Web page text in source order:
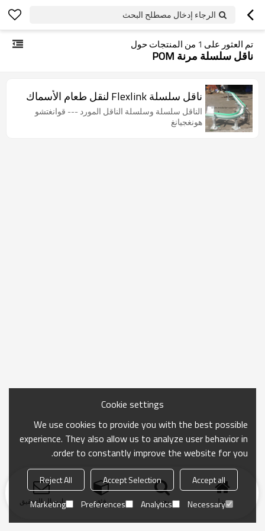
الرجاء إدخال مصطلح البحث
تم العثور على 1 من المنتجات حول
ناقل سلسلة مرنة POM
ناقل سلسلة Flexlink لنقل طعام الأسماك
الناقل سلسلة وسلسلة الناقل المورد --- قوانغتشو
هونغجيانغ
منزل بحث فئة ارسال التحقيق
Cookie settings
We use cookies to provide you with the best possible
experience. They also allow us to analyze user behavior in
order to constantly improve the website for you.
Accept all
Accept Selection
Reject All
Necessary
Analytics
Preferences
Marketing